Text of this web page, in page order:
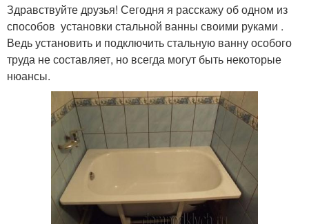
Здравствуйте друзья! Сегодня я расскажу об одном из
способов установки стальной ванны своими руками .
Ведь установить и подключить стальную ванну особого
труда не составляет, но всегда могут быть некоторые
нюансы.